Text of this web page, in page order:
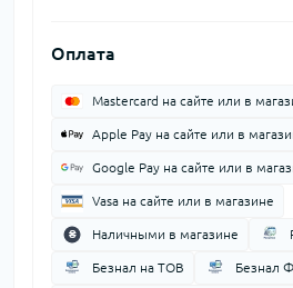
Оплата
Mastercard на сайте или в
Apple Pay на сайте или в
Google Pay на сайте или в
Vasa на сайте или в магазине
Наличными в магазине
Безнал на ТОВ Безнал